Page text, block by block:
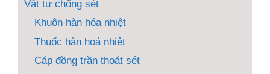
Vật tư chống sét
Khuôn hàn hóa nhiệt
Thuốc hàn hoá nhiệt
Cáp đồng trần thoát sét